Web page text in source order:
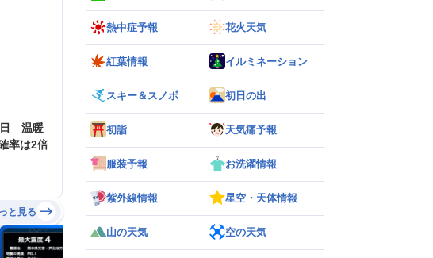
日 温暖
率は2倍
と見る
熱中症予報 花火天気
紅葉情報 イルミネーション
スキー＆スノボ 初日の出
初詣 天気痛予報
服装予報 お洗濯情報
紫外線情報 星空・天体情報
山の天気 空の天気